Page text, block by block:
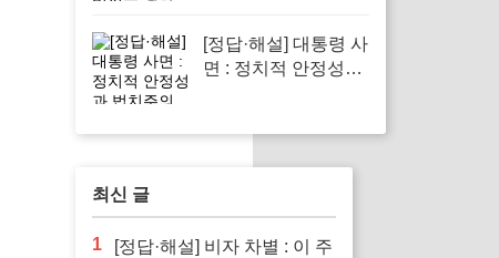
[정답·해설] 대통령 사
면 : 정치적 안정성과
최신 글
1
[정답·해설] 비자 차별 : 이 주